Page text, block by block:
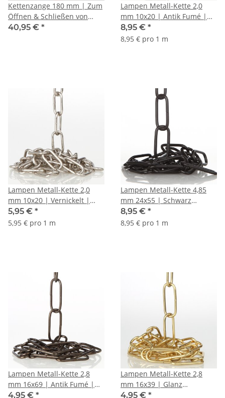
Kettenzange 180 mm | Zum
Öffnen & Schließen von
Lampenketten |
40,95 € *
Lampen Metall-Kette 2,0
mm 10x20 | Antik Fumé |
Zum Aufhängen schwerer
Lampen & Kronleuchter |
8,95 € *
8,95 € pro 1 m
Lampen Metall-Kette 2,0
mm 10x20 | Vernickelt |
Zum Aufhängen schwerer
Lampen & Kronleuchter |
5,95 € *
5,95 € pro 1 m
Lampen Metall-Kette 4,85
mm 24x55 | Schwarz
lackiert | Zum Aufhängen
schwerer Lampen &
8,95 € *
8,95 € pro 1 m
Lampen Metall-Kette 2,8
mm 16x69 | Antik Fumé |
Zum Aufhängen schwerer
4,95 € *
Lampen Metall-Kette 2,8
mm 16x39 | Glanz
vermessingt | Zum
4,95 € *